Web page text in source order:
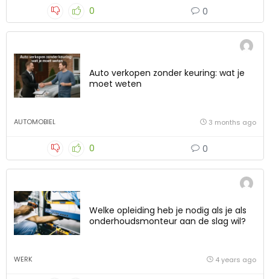
0 0
Auto verkopen zonder keuring: wat je
moet weten
AUTOMOBIEL 3 months ago
0 0
Welke opleiding heb je nodig als je als
onderhoudsmonteur aan de slag wil?
WERK 4 years ago